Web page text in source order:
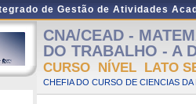
de Gestão de Atividades
CNA/CEAD -
DO TRABALHO - A
CURSO NÍVEL LATO
CHEFIA DO CURSO DE CIENCIAS